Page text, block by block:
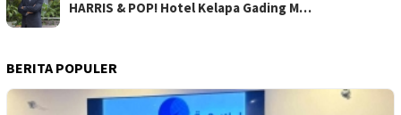
HARRIS & POP! Hotel Kelapa Gading M…
BERITA POPULER